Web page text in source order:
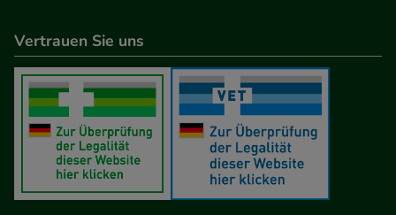
Vertrauen Sie uns